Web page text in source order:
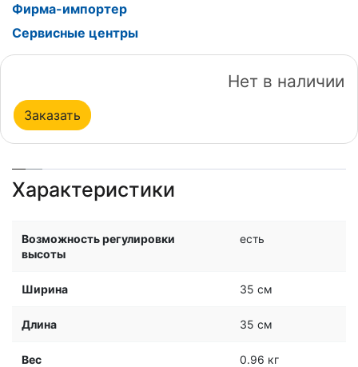
Фирма-импортер
Сервисные центры
Нет в наличии
Заказать
Характеристики
Возможность регулировки
высоты
есть
Ширина 35 см
Длина 35 см
Вес 0.96 кг